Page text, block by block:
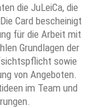
die JuLeiCa, die
Card bescheinigt
für die Arbeit mit
Grundlagen der
sowie
von Angeboten.
im Team und